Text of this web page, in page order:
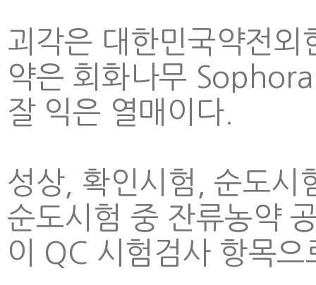
괴각은 대한민국약전
약은 회화나무
잘 익은 열매이다.
성상, 확인시험, 순도시
순도시험 중 잔류농약
이 QC 시험검사 항목